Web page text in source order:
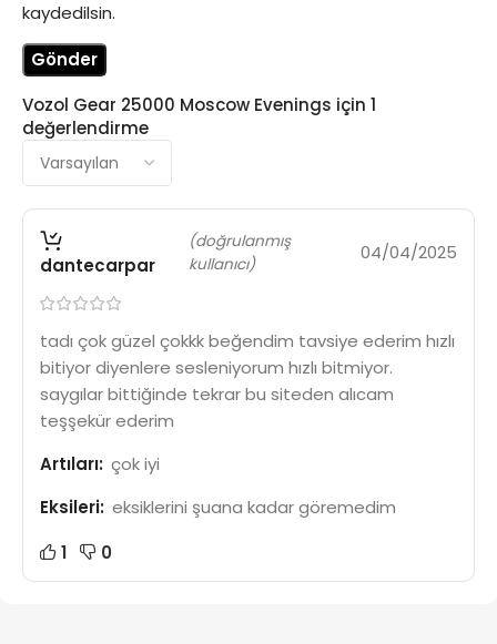
Vozol Gear 25000 Moscow Evenings için 1
değerlendirme
dantecarpar
(doğrulanmış
kullanıcı)
04/04/2025
tadı çok güzel çokkk beğendim tavsiye ederim hızlı
bitiyor diyenlere sesleniyorum hızlı bitmiyor.
saygılar bittiğinde tekrar bu siteden alıcam
teşşekür ederim
Artıları: çok iyi
Eksileri: eksiklerini şuana kadar göremedim
1
0
kaydedilsin.